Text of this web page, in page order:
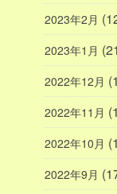
2023年2月
2023年1月
2022年12月
2022年11月
2022年10月
2022年9月